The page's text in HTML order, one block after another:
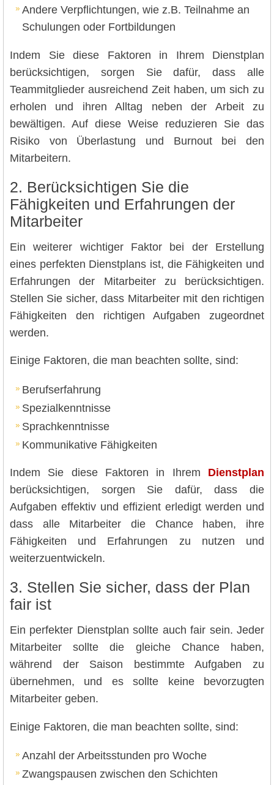
Andere Verpflichtungen, wie z.B. Teilnahme an
Schulungen oder Fortbildungen
Indem Sie diese Faktoren in Ihrem Dienstplan
berücksichtigen, sorgen Sie dafür, dass alle
Teammitglieder ausreichend Zeit haben, um sich zu
erholen und ihren Alltag neben der Arbeit zu
bewältigen. Auf diese Weise reduzieren Sie das
Risiko von Überlastung und Burnout bei den
Mitarbeitern.
2. Berücksichtigen Sie die
Fähigkeiten und Erfahrungen der
Mitarbeiter
Ein weiterer wichtiger Faktor bei der Erstellung
eines perfekten Dienstplans ist, die Fähigkeiten und
Erfahrungen der Mitarbeiter zu berücksichtigen.
Stellen Sie sicher, dass Mitarbeiter mit den richtigen
Fähigkeiten den richtigen Aufgaben zugeordnet
werden.
Einige Faktoren, die man beachten sollte, sind:
Berufserfahrung
Spezialkenntnisse
Sprachkenntnisse
Kommunikative Fähigkeiten
Indem Sie diese Faktoren in Ihrem Dienstplan
berücksichtigen, sorgen Sie dafür, dass die
Aufgaben effektiv und effizient erledigt werden und
dass alle Mitarbeiter die Chance haben, ihre
Fähigkeiten und Erfahrungen zu nutzen und
weiterzuentwickeln.
3. Stellen Sie sicher, dass der Plan
fair ist
Ein perfekter Dienstplan sollte auch fair sein. Jeder
Mitarbeiter sollte die gleiche Chance haben,
während der Saison bestimmte Aufgaben zu
übernehmen, und es sollte keine bevorzugten
Mitarbeiter geben.
Einige Faktoren, die man beachten sollte, sind:
Anzahl der Arbeitsstunden pro Woche
Zwangspausen zwischen den Schichten